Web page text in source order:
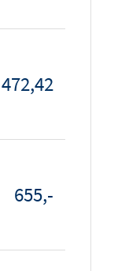
472,42
655,-